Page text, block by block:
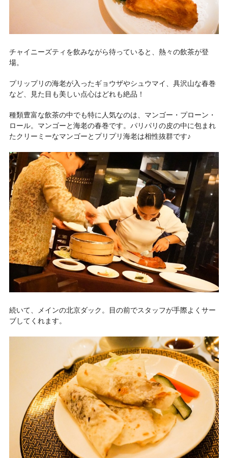
チャイニーズティを飲みながら待っていると、熱々の飲茶が登
場。
プリップリの海老が入ったギョウザやシュウマイ、具沢山な春巻
など、見た目も美しい点心はどれも絶品！
種類豊富な飲茶の中でも特に人気なのは、マンゴー・プローン・
ロール。マンゴーと海老の春巻です。パリパリの皮の中に包まれ
たクリーミーなマンゴーとプリプリ海老は相性抜群です♪
続いて、メインの北京ダック。目の前でスタッフが手際よくサー
ブしてくれます。